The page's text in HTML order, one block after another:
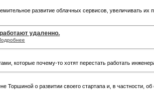
развитие облачных сервисов, увеличивать
удаленно.
которые почему-то хотят перестать работать
Торшиной о развитии своего стартапа и, в частности,